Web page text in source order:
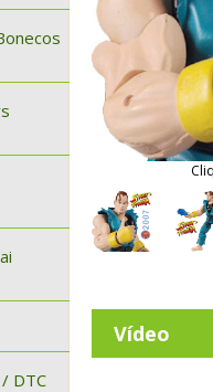
DTC
Vídeo